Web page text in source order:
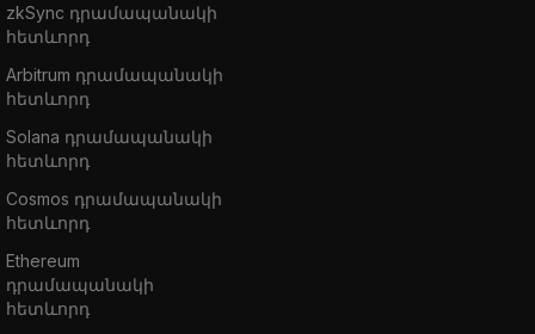
zkSync դրամապանակի
հետևորդ
Arbitrum դրամապանակի
հետևորդ
Solana դրամապանակի
հետևորդ
Cosmos դրամապանակի
հետևորդ
Ethereum
դրամապանակի
հետևորդ